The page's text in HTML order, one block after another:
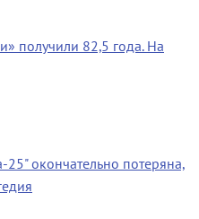
получили 82,5 года. На
25" окончательно потеряна,